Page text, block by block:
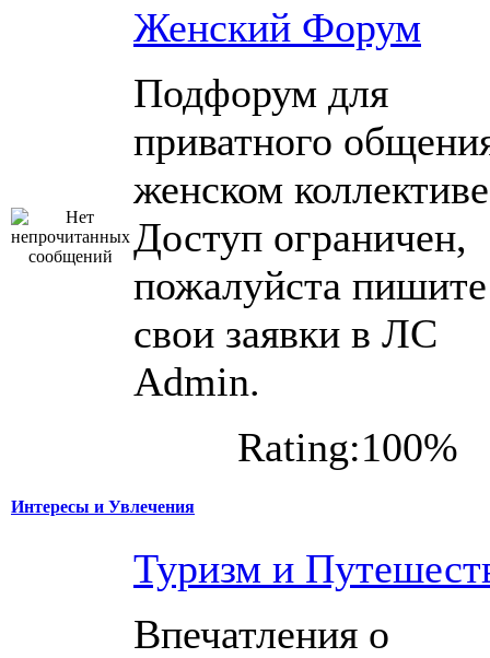
Женский Форум
Подфорум для
приватного
женском
Доступ ограничен,
пожалуйста пишите
свои заявки в ЛС
Admin.
Rating:100%
Интересы и Увлечения
Туризм и
Впечатления о